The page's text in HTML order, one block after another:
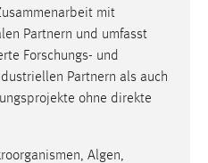
mit
Partnern und umfasst
Forschungs- und
Partnern als auch
ohne direkte
Algen,